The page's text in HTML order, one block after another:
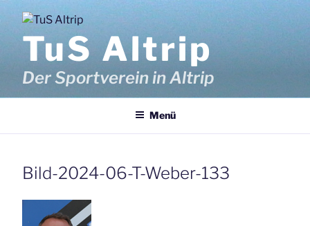
Inhalt
springenTuS Altrip
Der Sportverein in Altrip
Menü
Bild-2024-06-T-Weber-133